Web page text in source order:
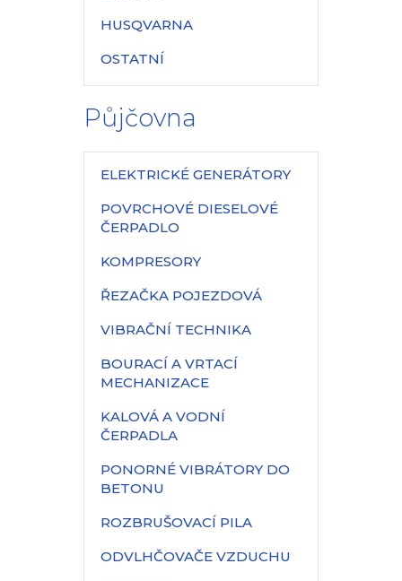
HUSQVARNA
OSTATNÍ
Půjčovna
ELEKTRICKÉ GENERÁTORY
POVRCHOVÉ DIESELOVÉ
ČERPADLO
KOMPRESORY
ŘEZAČKA POJEZDOVÁ
VIBRAČNÍ TECHNIKA
BOURACÍ A VRTACÍ
MECHANIZACE
KALOVÁ A VODNÍ
ČERPADLA
PONORNÉ VIBRÁTORY DO
BETONU
ROZBRUŠOVACÍ PILA
ODVLHČOVAČE VZDUCHU